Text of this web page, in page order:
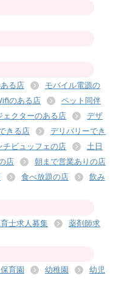
る店
モバイル電源の
のある店
ペット同伴
ェクターのある店
デザ
きる店
デリバリーでき
チビュッフェの店
土日
店
朝まで営業ありの店
食べ放題の店
飲み
士求人募集
薬剤師求
育園 幼稚園
幼児